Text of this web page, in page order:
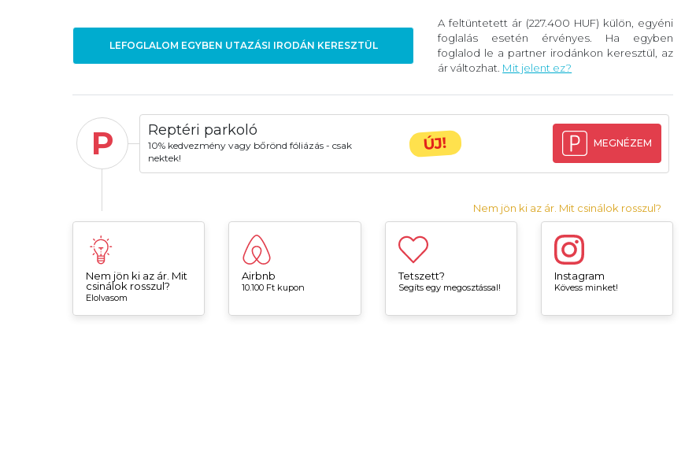
LEFOGLALOM EGYBEN UTAZÁSI IRODÁN KERESZTÜL
A feltüntetett ár (227.400 HUF) külön, egyéni
foglalás esetén érvényes. Ha egyben
foglalod le a partner irodánkon keresztül, az
ár változhat. Mit jelent ez?
P Reptéri parkoló
10% kedvezmény vagy bőrönd fóliázás - csak
nektek!
ÚJ! MEGNÉZEM
Nem jön ki az ár. Mit csinálok rosszul?
Nem jön ki az ár. Mit
csinálok rosszul?
Elolvasom
Airbnb
10.100 Ft kupon
Tetszett?
Segíts egy megosztással!
Instagram
Kövess minket!